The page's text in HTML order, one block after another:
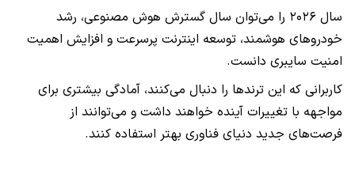
سال ۲۰۲۶ را می‌توان سال گسترش هوش مصنوعی، رشد
خودروهای هوشمند، توسعه اینترنت پرسرعت و افزایش اهمیت
امنیت سایبری دانست.
کاربرانی که این ترندها را دنبال می‌کنند، آمادگی بیشتری برای
مواجهه با تغییرات آینده خواهند داشت و می‌توانند از
فرصت‌های جدید دنیای فناوری بهتر استفاده کنند.